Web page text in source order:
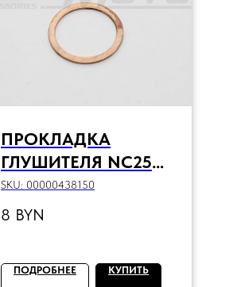
ПРОКЛАДКА
ГЛУШИТЕЛЯ NC250
(ZS177MM)
D=40/D=32
SKU: 00000438150
8 BYN
ПОДРОБНЕЕ КУПИТЬ